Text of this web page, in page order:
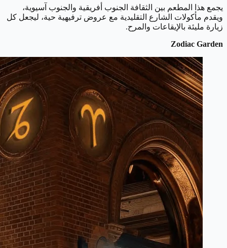
يجمع هذا المطعم بين الثقافة الجنوب أفريقية والجنوب آسيوية،
ويقدم مأكولات الشارع التقليدية مع عروض ترفيهية حية، ليجعل كل
زيارة مليئة بالإيقاعات والمرح.
Zodiac Garden